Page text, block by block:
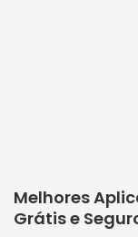
Melhores
Grátis e